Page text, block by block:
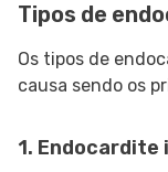
Tipos de
Os tipos de
causa sendo os
1.